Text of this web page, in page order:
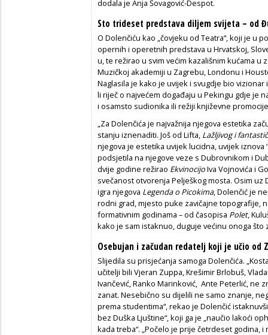
dodala je Anja Šovagović-Despot.
Sto trideset predstava diljem svijeta – od
O Dolenčiću kao „čovjeku od Teatra“, koji je u
opernih i operetnih predstava u Hrvatskoj,
u, te režirao u svim većim kazališnim kućama u
Muzičkoj akademiji u Zagrebu, Londonu i
Naglasila je kako je uvijek i svugdje bio
li riječ o najvećem događaju u Pekingu gdje je
i osamsto sudionika ili režiji književne
„Za Dolenčića je najvažnija njegova estetika
stanju iznenaditi. Još od Lifta, Lažljivog i
njegova je estetika uvijek lucidna, uvijek iznova
podsjetila na njegove veze s Dubrovnikom i
dvije godine režirao EkvinocijoIva Vojnovića i
svečanost otvorenja Pelješkog mosta. Osim
igra njegova Legenda o Picokima, Dolenčić je
rodni grad, mjesto puke zavičajne topografije,
formativnim godinama – od časopisa Polet,
kako je sam istaknuo, duguje većinu onoga što
Osebujan i začudan redatelj koji je učio od
Slijedila su prisjećanja samoga Dolenčića.
učitelji bili Vjeran Zuppa, Krešimir Brlobuš,
Ivančević, Ranko Marinković, Ante Peterlić, ne
zanat. Nesebično su dijelili ne samo znanje,
prema studentima“, rekao je Dolenčić
bez Duška Ljuštine“, koji ga je „naučio lakoći
kada treba“. „Počelo je prije četrdeset godina,